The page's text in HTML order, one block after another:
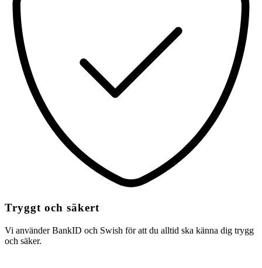
Tryggt och säkert
Vi använder BankID och Swish för att du alltid ska känna dig trygg
och säker.